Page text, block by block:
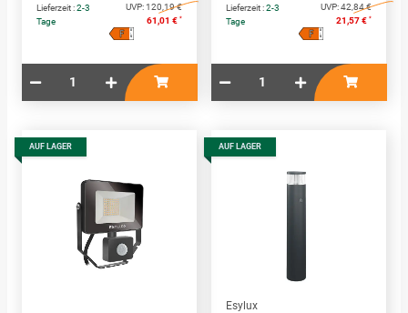
Lieferzeit :2-3
Tage
UVP:120,19 €
61,01 € *
A
↑
G
F
Lieferzeit :2-3
Tage
UVP:42,84 €
21,57 € *
A
↑
G
F
AUF LAGER AUF LAGER
Esylux